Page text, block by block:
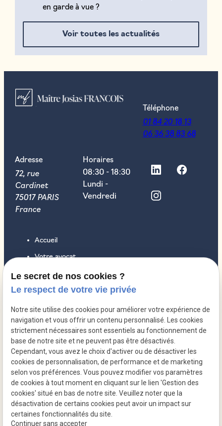
en garde à vue ?
Voir toutes les actualités
Téléphone
01 84 20 18 13
06 36 38 83 68
Adresse
72, rue
Cardinet
75017 PARIS
France
Horaires
08:30 - 18:30
Lundi -
Vendredi
Accueil
Votre avocat
Droit des sociétés
Droit pénal
Droit du travail
Honoraires
Contact
Actualités
Mentions
légales
Politique de
confidentialité
Gestion
des
Plan du
site
Siret :84278872100020
Le secret de nos cookies ?
Le respect de votre vie privée
Notre site utilise des cookies pour améliorer votre expérience de
navigation et vous offrir un contenu personnalisé. Les cookies
strictement nécessaires sont essentiels au fonctionnement de
base de notre site et ne peuvent pas être désactivés.
Cependant, vous avez le choix d'activer ou de désactiver les
cookies de personnalisation, de performance et de marketing
selon vos préférences. Vous pouvez modifier vos paramètres
de cookies à tout moment en cliquant sur le lien 'Gestion des
cookies' situé en bas de notre site. Veuillez noter que la
désactivation de certains cookies peut avoir un impact sur
certaines fonctionnalités du site.
Continuer sans accepter